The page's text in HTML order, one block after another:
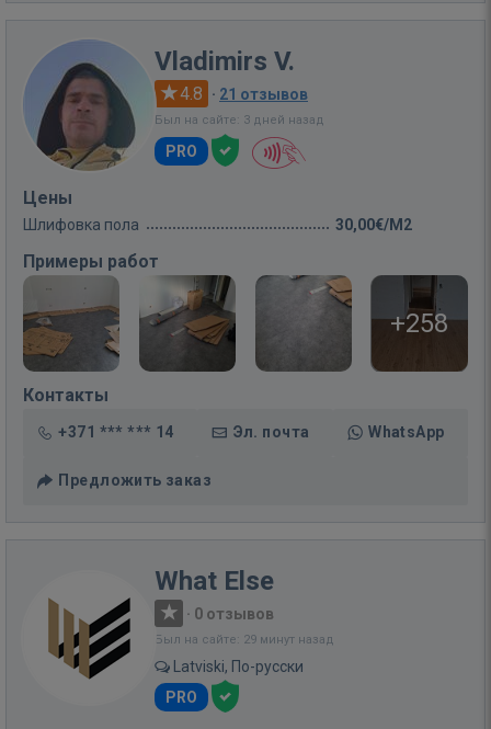
Vladimirs V.
4.8 · 21 отзывов
Был на сайте: 3 дней назад
PRO
Цены
Шлифовка пола 30,00€/M2
Примеры работ
+258
Контакты
+371 *** *** 14 Эл. почта WhatsApp
Предложить заказ
What Else
· 0 отзывов
Был на сайте: 29 минут назад
Latviski, По-русски
PRO